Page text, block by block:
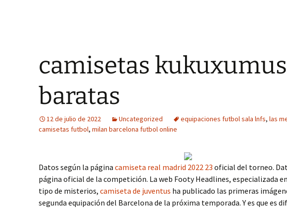
camisetas
baratas
12 de julio de 2022 Uncategorized equipaciones futbol sala lnfs, las
camisetas futbol, milan barcelona futbol online
Datos según la página camiseta real madrid 2022 23 oficial del torneo.
página oficial de la competición. La web Footy Headlines, especializada
tipo de misterios, camiseta de juventus ha publicado las primeras
segunda equipación del Barcelona de la próxima temporada. Y es que es